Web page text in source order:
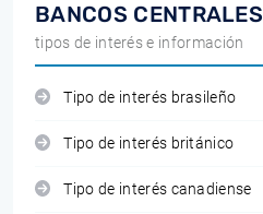
BANCOS CENTRALES
tipos de interés e información
Tipo de interés brasileño
Tipo de interés británico
Tipo de interés canadiense